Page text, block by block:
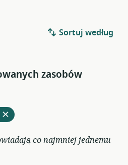
Sortuj według
zasobów
filtrów
co najmniej jednemu